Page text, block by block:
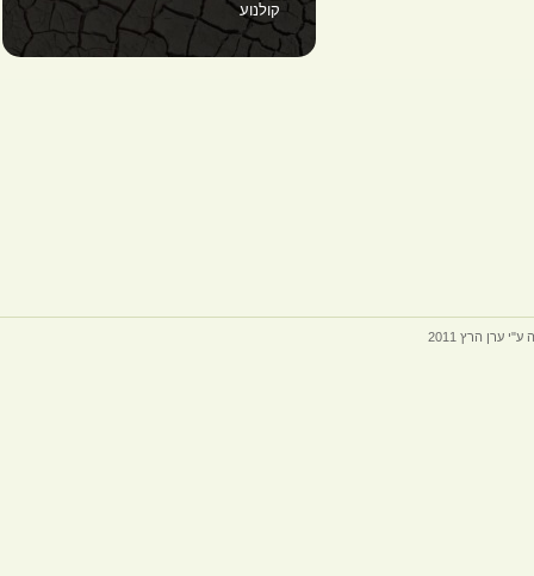
קולנוע
הרץ 2011